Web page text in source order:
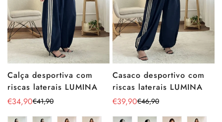
Calça desportiva com
riscas laterais LUMINA
Preço
de
€34,90
Preço
regular
€41,90
Casaco desportivo com
riscas laterais LUMINA
Preço
de
€39,90
Preço
regular
€46,90